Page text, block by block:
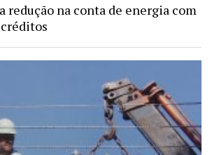
redução na conta de energia com